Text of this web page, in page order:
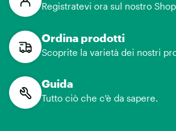
Registratevi ora sul nostro
Ordina prodotti
Scoprite la varietà dei nostri
Guida
Tutto ciò che c'è da sapere.